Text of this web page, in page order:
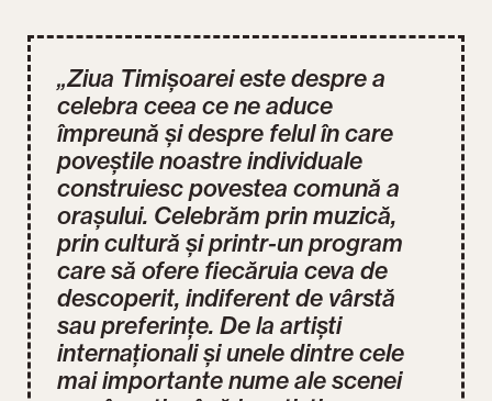
„Ziua Timișoarei este despre a
celebra ceea ce ne aduce
împreună și despre felul în care
poveștile noastre individuale
construiesc povestea comună a
orașului. Celebrăm prin muzică,
prin cultură și printr-un program
care să ofere fiecăruia ceva de
descoperit, indiferent de vârstă
sau preferințe. De la artiști
internaționali și unele dintre cele
mai importante nume ale scenei